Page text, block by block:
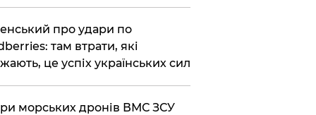
про удари по
там втрати, які
це успіх українських сил
морських дронів ВМС ЗСУ